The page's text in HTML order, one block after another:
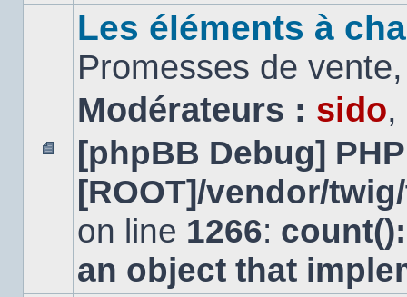
Aucun
message
non
Les éléments à
Promesses de
Modérateurs : sido,
[phpBB Debug]
[ROOT]/vendor/
on line 1266:
an object that